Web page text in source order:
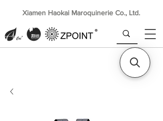
Xiamen Haokai Maroquinerie Co., Ltd.